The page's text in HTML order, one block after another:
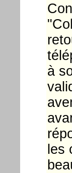
à
les